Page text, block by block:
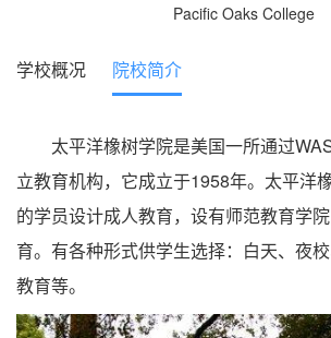
Pacific Oaks College
学校概况 院校简介
太平洋橡树学院是美国一所通过
立教育机构，它成立于1958年。太平洋
的学员设计成人教育，设有师范教育学
育。有各种形式供学生选择：白天、夜
教育等。